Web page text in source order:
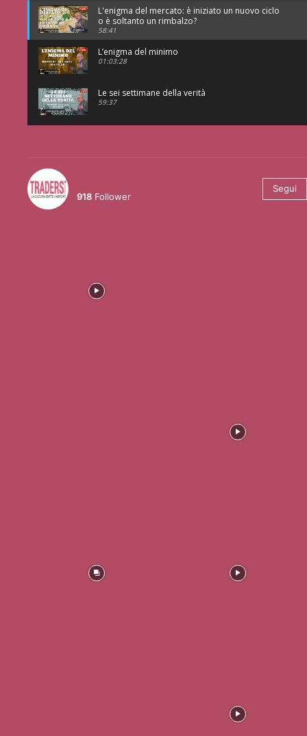
L'enigma del mercato: è iniziato un nuovo ciclo
o è soltanto un rimbalzo?
58:41
L’enigma del minimo
01:03:28
Le sei settimane della verità
59:37
918 Follower
Segui